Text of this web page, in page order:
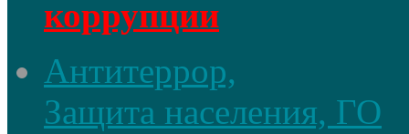
коррупции
Антитеррор,
Защита населения, ГО